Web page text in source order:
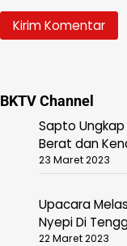
BKTV Channel
Sapto
Berat dan
23 Maret 2023
Upacara
Nyepi Di
22 Maret 2023